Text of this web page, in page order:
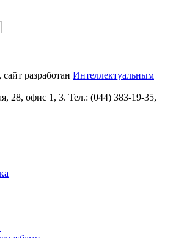
разработан Интеллектуальным
28, офис 1, 3. Тел.: (044) 383-19-35,